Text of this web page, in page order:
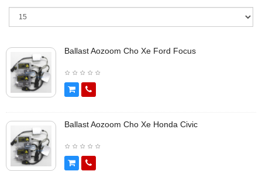
Ballast Aozoom Cho Xe Ford Focus
Ballast Aozoom Cho Xe Honda Civic